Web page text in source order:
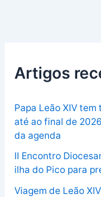
Artigos
Papa Leão XIV
até ao final de
da agenda
II Encontro
ilha do Pico para
Viagem de Leão